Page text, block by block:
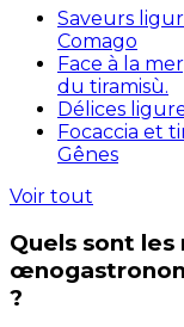
Saveurs
Comago
Face à la
du tiramisù.
Délices
Focaccia et
Gênes
Voir tout
Quels sont
?